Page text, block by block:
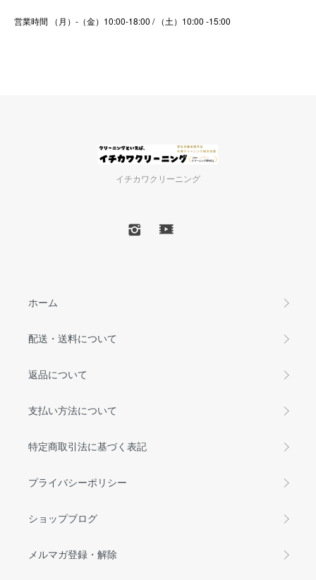
営業時間 （月）-（金）10:00-18:00 / （土）10:00 -15:00
イチカワクリーニング
ホーム
配送・送料について
返品について
支払い方法について
特定商取引法に基づく表記
プライバシーポリシー
ショップブログ
メルマガ登録・解除